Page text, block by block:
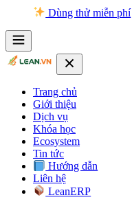
Dùng thử miễn phí
Trang chủ
Giới thiệu
Dịch vụ
Khóa học
Ecosystem
Tin tức
Hướng dẫn
Liên hệ
LeanERP